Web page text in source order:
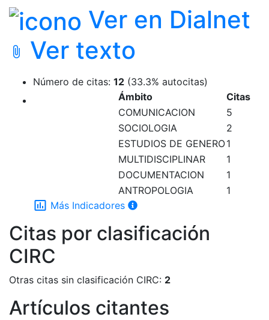
Ver en Dialnet
attach_file Ver texto
Número de citas: 12 (33.3% autocitas)
Ámbito
Citas
COMUNICACION
5
SOCIOLOGIA
2
ESTUDIOS DE GENERO1
MULTIDISCIPLINAR
1
DOCUMENTACION
1
ANTROPOLOGIA
1
insert_chart_outlined Más Indicadores
Citas por clasificación
CIRC
Otras citas sin clasificación CIRC: 2
Artículos citantes